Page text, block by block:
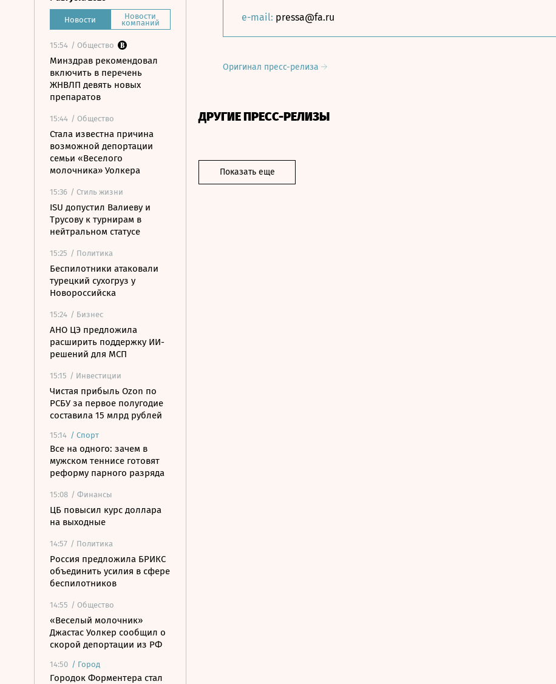
Новости Новости
компаний
15:54 / Общество
Минздрав рекомендовал
включить в перечень
ЖНВЛП девять новых
препаратов
15:44 / Общество
Стала известна причина
возможной депортации
семьи «Веселого
молочника» Уолкера
15:36 / Стиль жизни
ISU допустил Валиеву и
Трусову к турнирам в
нейтральном статусе
15:25 / Политика
Беспилотники атаковали
турецкий сухогруз у
Новороссийска
15:24 / Бизнес
АНО ЦЭ предложила
расширить поддержку ИИ-
решений для МСП
15:15 / Инвестиции
Чистая прибыль Ozon по
РСБУ за первое полугодие
составила 15 млрд рублей
15:14 / Спорт
Все на одного: зачем в
мужском теннисе готовят
реформу парного разряда
15:08 / Финансы
ЦБ повысил курс доллара
на выходные
14:57 / Политика
Россия предложила БРИКС
объединить усилия в сфере
беспилотников
14:55 / Общество
«Веселый молочник»
Джастас Уолкер сообщил о
скорой депортации из РФ
14:50 / Город
Городок Форментера стал
e-mail: pressa@fa.ru
Оригинал пресс-релиза
ДРУГИЕ ПРЕСС-РЕЛИЗЫ
Показать еще